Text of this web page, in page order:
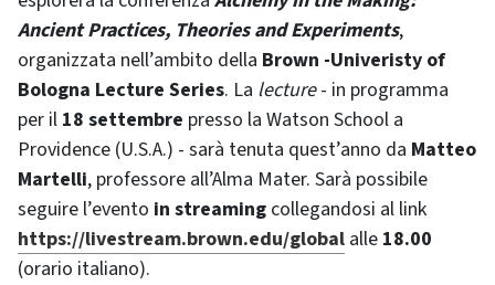
Ancient Practices, Theories and Experiments,
organizzata nell’ambito della Brown -Univeristy of
Bologna Lecture Series. La lecture- in programma
per il 18 settembre presso la Watson School a
Providence (U.S.A.) - sarà tenuta quest’anno da Matteo
Martelli, professore all’Alma Mater. Sarà possibile
seguire l’evento in streaming collegandosi al link
https://livestream.brown.edu/global alle 18.00
(orario italiano).